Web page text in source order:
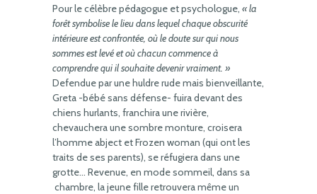
Pour le célèbre pédagogue et psychologue, « la
forêt symbolise le lieu dans lequel chaque obscurité
intérieure est confrontée, où le doute sur qui nous
sommes est levé et où chacun commence à
comprendre qui il souhaite devenir vraiment. »
Defendue par une huldre rude mais bienveillante,
Greta -bébé sans défense- fuira devant des
chiens hurlants, franchira une rivière,
chevauchera une sombre monture, croisera
l’homme abject et Frozen woman (qui ont les
traits de ses parents), se réfugiera dans une
grotte… Revenue, en mode sommeil, dans sa
chambre, la jeune fille retrouvera même un